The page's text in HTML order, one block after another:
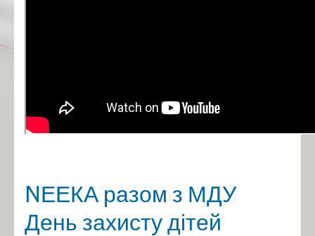
NЕЕКА разом з МДУ
День захисту дітей